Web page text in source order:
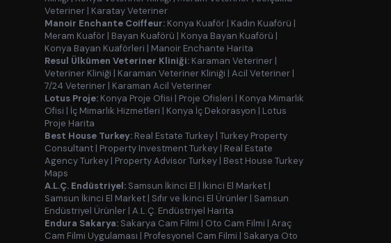
Veteriner | Karatay Veteriner
Manoir Enchante Coiffeur: Konya Kuaför | Kadın Kuaförü |
Meram Kuaför | Bayan Kuaförü | Konya Bayan Kuaförü |
Konya Bayan Kuaförleri | Manoir Enchante Harita
Resul Ülkümen Veteriner Kliniği: Karaman Veteriner |
Veteriner Kliniği | Karaman Veteriner Kliniği | Acil Veteriner |
7/24 Veteriner | Karaman Acil Veteriner
Lotus Proje: Konya Proje Ofisi | Proje Ofisleri | Konya Mimarlık
Ofisi | İç Mimarlık Hizmetleri | Konya İç Dekorasyon | Lotus
Proje Harita
Best House Turkey: Real Estate Turkey | Turkey Property
Consultant | Property Investment Turkey | Real Estate
Agency Turkey | Property Advisor Turkey | Best House Turkey
Maps
A.L.Ç. Endüstriyel: Samsun İkinci El | İkinci El Market |
Samsun İkinci El Market | Sıfır ve İkinci El Ürünler | Samsun
Endüstriyel Ürünler | A.L.Ç. Endüstriyel Harita
Endura Sakarya: Sakarya Cam Filmi | Oto Cam Filmi | Araç
Cam Filmi Uygulaması | Profesyonel Cam Filmi | Sakarya Oto